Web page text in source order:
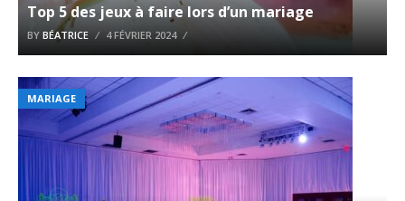
Top 5 des jeux à faire lors d’un mariage
BY BÉATRICE 4 FÉVRIER 2024
MARIAGE